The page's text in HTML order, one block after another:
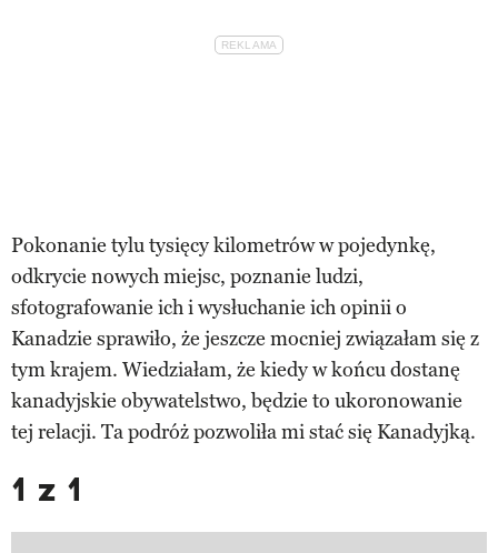
Pokonanie tylu tysięcy kilometrów w pojedynkę,
odkrycie nowych miejsc, poznanie ludzi,
sfotografowanie ich i wysłuchanie ich opinii o
Kanadzie sprawiło, że jeszcze mocniej związałam się z
tym krajem. Wiedziałam, że kiedy w końcu dostanę
kanadyjskie obywatelstwo, będzie to ukoronowanie
tej relacji. Ta podróż pozwoliła mi stać się Kanadyjką.
1 z 1